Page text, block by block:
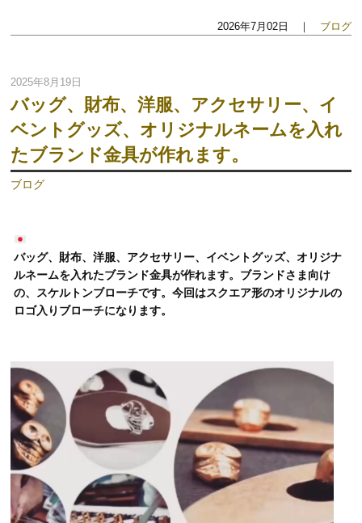
2026年7月02日 ｜ ブログ
2025年8月19日
バッグ、財布、洋服、アクセサリー、イ
ベントグッズ、オリジナルネームを入れ
たブランド金具が作れます。
ブログ
バッグ、財布、洋服、アクセサリー、イベントグッズ、オリジナ
ルネームを入れたブランド金具が作れます。ブランドさま向け
の、スケルトンブローチです。今回はスクエア形のオリジナルの
ロゴ入りブローチになります。
動
画
プ
レ
ー
ヤ
ー